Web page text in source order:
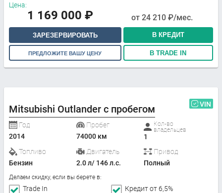
Цена:
1 169 000 ₽ от 24 210 ₽/мес.
ЗАРЕЗЕРВИРОВАТЬ В КРЕДИТ
ПРЕДЛОЖИТЕ ВАШУ ЦЕНУ В TRADE IN
Mitsubishi Outlander с пробегом VIN
Год
2014
Пробег
74000 км
Кол-во
владельцев
1
Топливо
Бензин
Двигатель
2.0 л/ 146 л.с.
Привод
Полный
Делаем скидку, если вы берете в:
Trade In
Кредит от 6,5%